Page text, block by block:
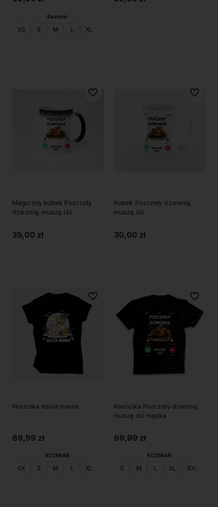
Rozmiar:
XS S M L XL
Magiczny kubek Pszczoły
dzwonią, muszę iść
35,00 zł
Do ulubionych
Kubek Pszczoły dzwonią,
muszę iść
30,00 zł
Do
Koszulka Kocia mama
69,99 zł
ROZMIAR:
SX S M L XL
Do ulubionych
Koszulka Pszczoły dzwonią
muszę iść męska
69,99 zł
ROZMIAR:
S M L XL XXL
Do